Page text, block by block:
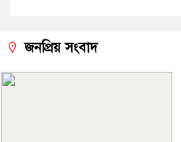
জনপ্রিয় সংবাদ